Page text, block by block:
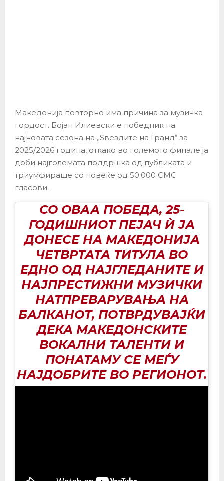
Македонија повторно има причина за музичка
гордост. Бојан Илиевски е победник на
најновата сезона на „Ѕвездите на Гранд“ за
2025/2026 година, откако во големото финале ја
доби најголемата поддршка од публиката и
триумфираше со повеќе од 50.000 СМС
гласови.
СО ОВАА ПОБЕДА, 25-
ГОДИШНИОТ ПЕЈАЧ Ѝ ЈА
ДОНЕСЕ НА МАКЕДОНИЈА
ЧЕТВРТАТА ТИТУЛА ВО
ЕДНО ОД НАЈГЛЕДАНИТЕ И
НАЈПРЕСТИЖНИ МУЗИЧКИ
НАТПРЕВАРУВАЊА НА
БАЛКАНОТ, ПОТВРДУВАЈЌИ
ДЕКА МАКЕДОНСКИТЕ
ВОКАЛНИ ТАЛЕНТИ И
ПОНАТАМУ СЕ МЕЃУ
НАЈДОБРИТЕ ВО РЕГИОНОТ.